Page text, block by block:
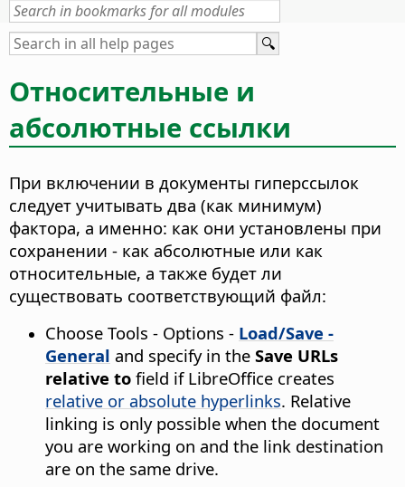
Относительные и
абсолютные ссылки
При включении в документы гиперссылок
следует учитывать два (как минимум)
фактора, а именно: как они установлены при
сохранении - как абсолютные или как
относительные, а также будет ли
существовать соответствующий файл:
Choose Tools - Options - Load/Save -
General and specify in the Save URLs
relative to field if LibreOffice creates
relative or absolute hyperlinks. Relative
linking is only possible when the document
you are working on and the link destination
are on the same drive.